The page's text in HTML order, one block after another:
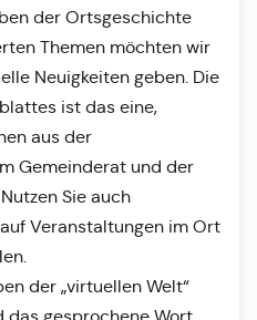
der Ortsgeschichte
Themen möchten wir
Neuigkeiten geben. Die
ist das eine,
aus der
Gemeinderat und der
Sie auch
Veranstaltungen im Ort
der „virtuellen Welt“